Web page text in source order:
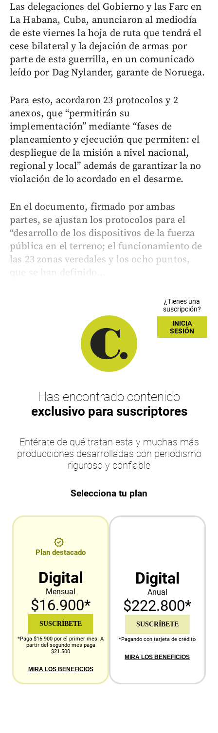
Las delegaciones del Gobierno y las Farc en
La Habana, Cuba, anunciaron al mediodía
de este viernes la hoja de ruta que tendrá el
cese bilateral y la dejación de armas por
parte de esta guerrilla, en un comunicado
leído por Dag Nylander, garante de Noruega.
Para esto, acordaron 23 protocolos y 2
anexos, que “permitirán su
implementación” mediante “fases de
planeamiento y ejecución que permiten: el
despliegue de la misión a nivel nacional,
regional y local” además de garantizar la no
violación de lo acordado en el desarme.
En el documento, firmado por ambas
partes, se ajustan los protocolos para el
“desarrollo de los dispositivos de la fuerza
pública en el terreno; el funcionamiento de
las 23 zonas veredales y los ocho puntos,
que se han definido...
¿Tienes una
suscripción?
INICIA
SESIÓN
Has encontrado contenido
exclusivo para suscriptores
Entérate de qué tratan esta y muchas más
producciones desarrolladas con periodismo
riguroso y confiable
Selecciona tu plan
Plan destacado
Digital
Mensual
$16.900*
SUSCRÍBETE
*Paga $16.900 por el primer mes. A
partir del segundo mes paga
$21.500
MIRA LOS BENEFICIOS
Digital
Anual
$222.800*
SUSCRÍBETE
*Pagando con tarjeta de crédito
MIRA LOS BENEFICIOS